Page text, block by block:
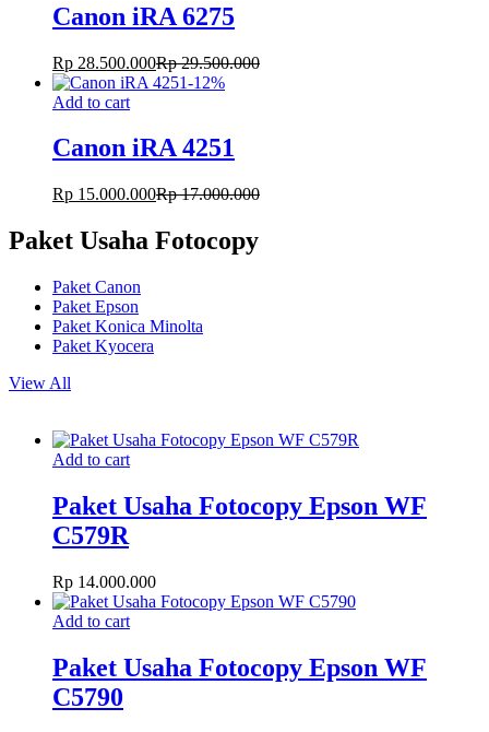
Canon iRA 6275
Rp 28.500.000Rp29.500.000
-12%
Add to cart
Canon iRA 4251
Rp 15.000.000Rp17.000.000
Paket Usaha Fotocopy
Paket Canon
Paket Epson
Paket Konica Minolta
Paket Kyocera
View All
Add to cart
Paket Usaha Fotocopy Epson WF
C579R
Rp 14.000.000
Add to cart
Paket Usaha Fotocopy Epson WF
C5790